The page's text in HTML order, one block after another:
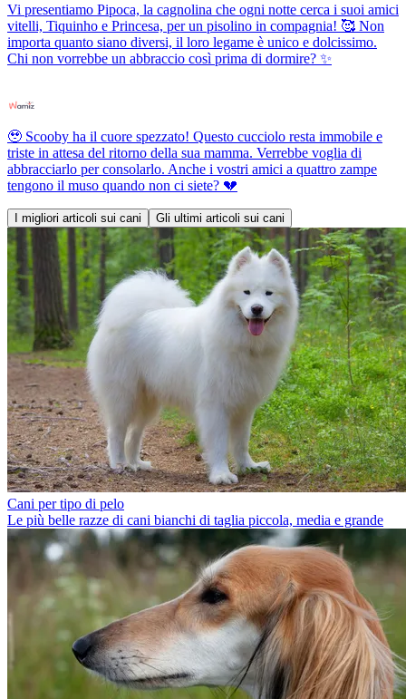
Vi presentiamo Pipoca, la cagnolina che ogni notte cerca i suoi amici
vitelli, Tiquinho e Princesa, per un pisolino in compagnia! 🥰 Non
importa quanto siano diversi, il loro legame è unico e dolcissimo.
Chi non vorrebbe un abbraccio così prima di dormire? ✨
🥹 Scooby ha il cuore spezzato! Questo cucciolo resta immobile e
triste in attesa del ritorno della sua mamma. Verrebbe voglia di
abbracciarlo per consolarlo. Anche i vostri amici a quattro zampe
tengono il muso quando non ci siete? 💔
I migliori articoli sui cani Gli ultimi articoli sui cani
Cani per tipo di pelo
Le più belle razze di cani bianchi di taglia piccola, media e grande